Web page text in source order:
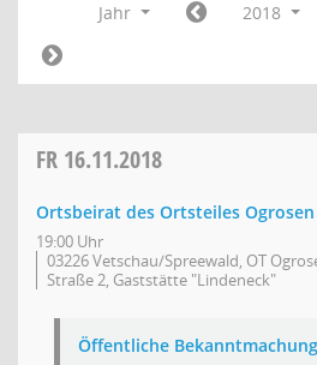
Jahr 2018
FR 16.11.2018
Ortsbeirat des Ortsteiles Ogrosen
19:00 Uhr
03226 Vetschau/Spreewald, OT
Straße 2, Gaststätte "Lindeneck"
Öffentliche Bekanntmachung